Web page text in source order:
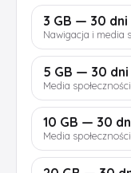
3 GB — 30 dni
Nawigacja i media
5 GB — 30 dni
Media
10 GB — 30
Media